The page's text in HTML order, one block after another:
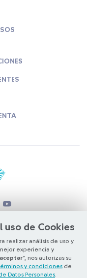
de Cookies
realizar análisis de uso y
experiencia y
aceptar”, nos autorizas su
y condiciones de
Datos Personales
2026